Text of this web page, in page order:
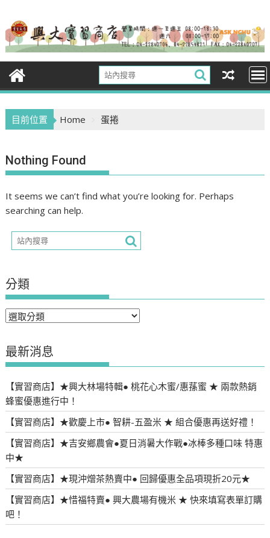
content
目前位置 Home 蛋捲
Nothing Found
It seems we can’t find what you’re looking for. Perhaps
searching can help.
分類
分
最新消息
【實習商店】★興大林場特輯● 桃花心木蜜/惠蓀蜜 ★ 兩款熱銷
蜂蜜優惠進行中！
【實習商店】★歡慶上市● 智耕-五盈米 ★ 組合優惠再送好禮！
【實習商店】★吉安鄉農會●夏日消暑大作戰●冰棒多種口味 特惠
中★
【實習商店】★現沖熷茶熱賣中● 回歸優惠全品項現折20元★
【實習商店】★惜福特賣● 興大農場有機米 ★ 快來填寫表單訂購
吧！